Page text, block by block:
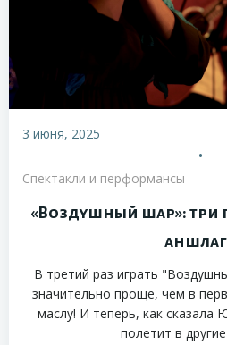
3 июня, 2025
•
Спектакли и перформансы
«Воздушный шар»: три
В третий раз играть
значительно проще, чем в
маслу! И теперь, как сказала
полетит в